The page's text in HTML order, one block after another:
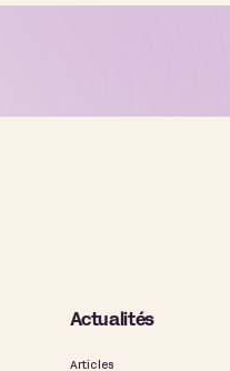
Actualités
Articles